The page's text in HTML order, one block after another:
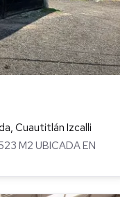
Cuautitlán Izcalli
M2 UBICADA EN